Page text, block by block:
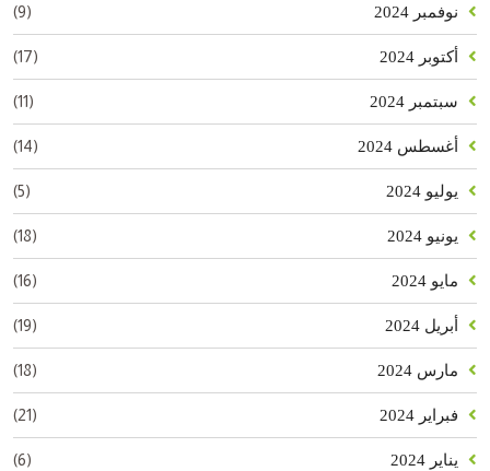
نوفمبر 2024 (9)
أكتوبر 2024 (17)
سبتمبر 2024 (11)
أغسطس 2024 (14)
يوليو 2024 (5)
يونيو 2024 (18)
مايو 2024 (16)
أبريل 2024 (19)
مارس 2024 (18)
فبراير 2024 (21)
يناير 2024 (6)